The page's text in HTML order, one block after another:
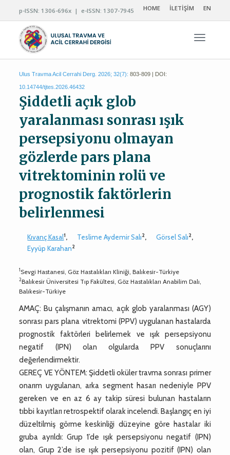
p-ISSN: 1306-696x | e-ISSN: 1307-7945 HOME İLETİŞİM EN
Ulus Travma Acil Cerrahi Derg. 2026; 32(7): 803-809 | DOI:
10.14744/tjtes.2026.46432
Şiddetli açık glob
yaralanması sonrası ışık
persepsiyonu olmayan
gözlerde pars plana
vitrektominin rolü ve
prognostik faktörlerin
belirlenmesi
Kıvanç Kasal1, Teslime Aydemir Salı2, Görsel Salı2,
Eyyüp Karahan2
1Sevgi Hastanesi, Göz Hastalıkları Kliniği, Balıkesir-Türkiye
2Balıkesir Üniversitesi Tıp Fakültesi, Göz Hastalıkları Anabilim Dalı,
Balıkesir-Türkiye
AMAÇ: Bu çalışmanın amacı, açık glob yaralanması (AGY)
sonrası pars plana vitrektomi (PPV) uygulanan hastalarda
prognostik faktörleri belirlemek ve ışık persepsiyonu
negatif (IPN) olan olgularda PPV sonuçlarını
değerlendirmektir.
GEREÇ VE YÖNTEM: Şiddetli oküler travma sonrası primer
onarım uygulanan, arka segment hasarı nedeniyle PPV
gereken ve en az 6 ay takip süresi bulunan hastaların
tıbbi kayıtları retrospektif olarak incelendi. Başlangıç en iyi
düzeltilmiş görme keskinliği düzeyine göre hastalar iki
gruba ayrıldı: Grup 1’de ışık persepsiyonu negatif (IPN)
olan, Grup 2’de ise ışık persepsiyonu pozitif (IPN) olan